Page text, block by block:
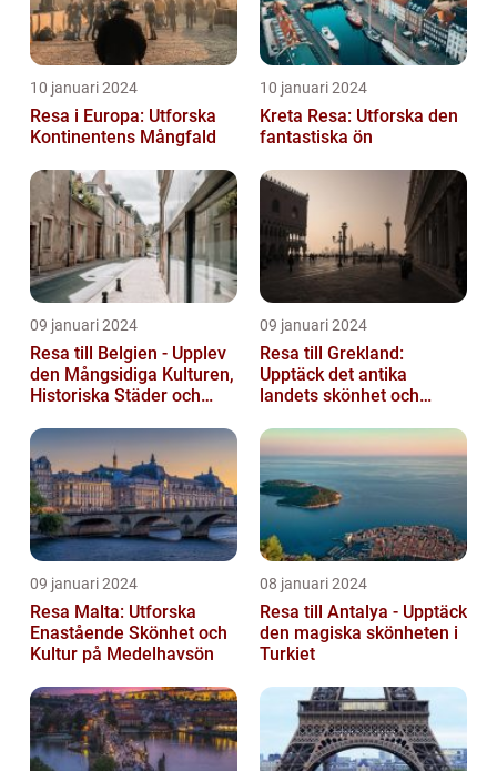
10 januari 2024
Resa i Europa: Utforska
Kontinentens Mångfald
10 januari 2024
Kreta Resa: Utforska den
fantastiska ön
09 januari 2024
Resa till Belgien - Upplev
den Mångsidiga Kulturen,
Historiska Städer och
09 januari 2024
Resa till Grekland:
Upptäck det antika
landets skönhet och
09 januari 2024
Resa Malta: Utforska
Enastående Skönhet och
Kultur på Medelhavsön
08 januari 2024
Resa till Antalya - Upptäck
den magiska skönheten i
Turkiet